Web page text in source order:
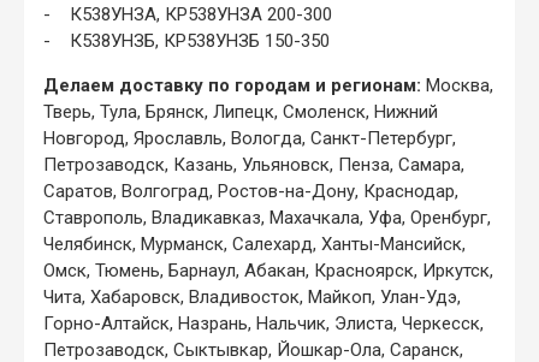
- К538УНЗА, КР538УНЗА 200-300
- К538УНЗБ, КР538УНЗБ 150-350
Делаем доставку по городам и регионам: Москва,
Тверь, Тула, Брянск, Липецк, Смоленск, Нижний
Новгород, Ярославль, Вологда, Санкт-Петербург,
Петрозаводск, Казань, Ульяновск, Пенза, Самара,
Саратов, Волгоград, Ростов-на-Дону, Краснодар,
Ставрополь, Владикавказ, Махачкала, Уфа, Оренбург,
Челябинск, Мурманск, Салехард, Ханты-Мансийск,
Омск, Тюмень, Барнаул, Абакан, Красноярск, Иркутск,
Чита, Хабаровск, Владивосток, Майкоп, Улан-Удэ,
Горно-Алтайск, Назрань, Нальчик, Элиста, Черкесск,
Петрозаводск, Сыктывкар, Йошкар-Ола, Саранск,